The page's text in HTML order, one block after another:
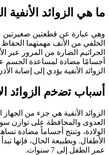
ما هي الزوائد الأنفية
وهي عبارة عن قطعتين صغيرتين
الخلفي من الأنف مهمتهما
الجراثيم الضارة من المرور عبر
أجسامًا مضادة لمساعدة الجسم
الزوائد الأنفية يؤدي إلى إصابة
أﺳﺑﺎب ﺗﺿﺧم اﻟزواﺋد
الزوائد الأنفية هي جزء من
العدوى والمحافظة على توازن
الولادة، وتنتج أجساماً مضادة
الأطفال. وبطبيعة الحال، فإنها
عمر الطفل إلى 7 سنوات.